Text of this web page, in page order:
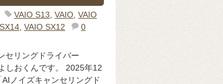
VAIO S13, VAIO, VAIO
, VAIO SX12
0
セリングドライバー
しおくんです。 2025年12
ノイズキャンセリングド